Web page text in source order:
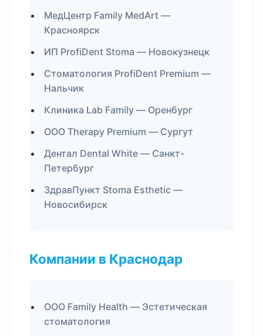
МедЦентр Family MedArt —
Красноярск
ИП ProfiDent Stoma — Новокузнецк
Стоматология ProfiDent Premium —
Нальчик
Клиника Lab Family — Оренбург
ООО Therapy Premium — Сургут
Дентал Dental White — Санкт-
Петербург
ЗдравПункт Stoma Esthetic —
Новосибирск
Компании в Краснодар
ООО Family Health — Эстетическая
стоматология